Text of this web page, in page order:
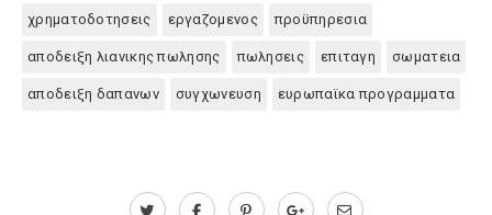
χρηματοδοτησεις εργαζομενος προϋπηρεσια
αποδειξη λιανικης πωλησης πωλησεις επιταγη σωματεια
αποδειξη δαπανων συγχωνευση ευρωπαϊκα προγραμματα